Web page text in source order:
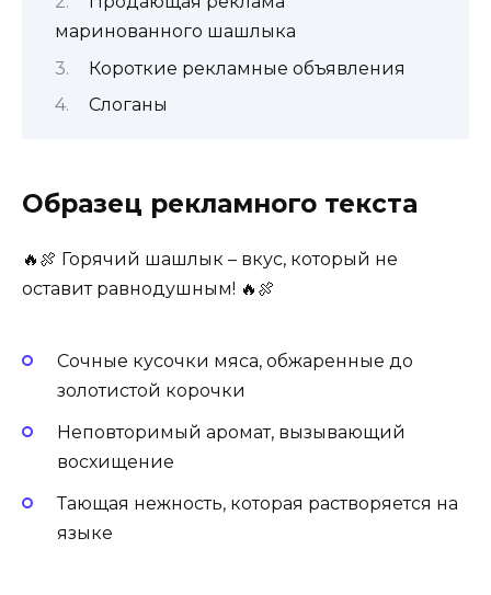
маринованного шашлыка
Короткие рекламные объявления
Слоганы
Образец рекламного текста
🔥🍖 Горячий шашлык – вкус, который не
оставит равнодушным! 🔥🍖
Сочные кусочки мяса, обжаренные до
золотистой корочки
Неповторимый аромат, вызывающий
восхищение
Тающая нежность, которая растворяется на
языке